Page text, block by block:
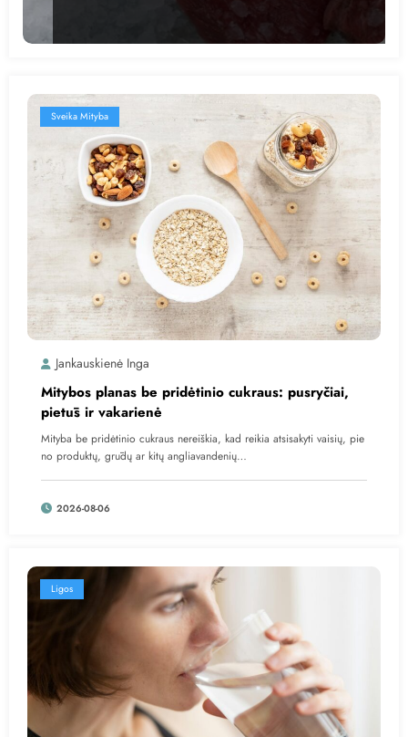
Sveika Mityba
Jankauskienė Inga
Mitybos planas be pridėtinio cukraus: pusryčiai,
pietūs ir vakarienė
Mityba be pridėtinio cukraus nereiškia, kad reikia atsisakyti vaisių, pie
no produktų, grūdų ar kitų angliavandenių…
2026-08-06
Ligos